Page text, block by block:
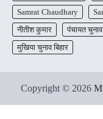
Samrat Chaudhary
नीतीश कुमार
पंचायत
मुखिया चुनाव बिहार
Copyright © 2026